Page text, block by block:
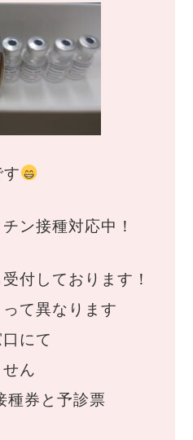
ン接種対応中！
付しております！
って異なります
にて
ん
種券と予診票